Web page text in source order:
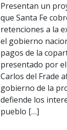
Presentan un
que Santa Fe
retenciones a la
el gobierno
pagos de la
presentado por
Carlos del Frade
gobierno de la
defiende los
pueblo […]